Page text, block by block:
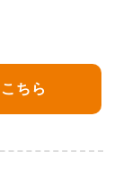
こちら